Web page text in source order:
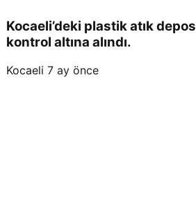
Kocaeli’deki plastik atık
kontrol altına alındı.
Kocaeli 7 ay önce